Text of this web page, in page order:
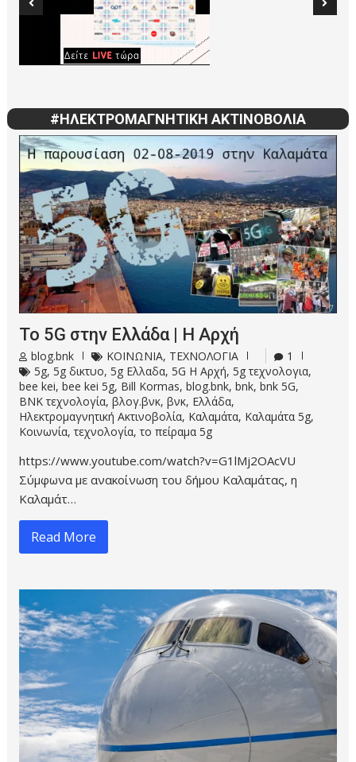
#ΗΛΕΚΤΡΟΜΑΓΝΗΤΙΚΗ ΑΚΤΙΝΟΒΟΛΙΑ
Το 5G στην Ελλάδα | Η Αρχή
blog.bnk ΚΟΙΝΩΝΙΑ, ΤΕΧΝΟΛΟΓΙΑ
1
5g,5g δικτυο,5g Ελλαδα,5G Η Αρχή,5g τεχνολογια,
bee kei,bee kei 5g, Bill Kormas,blog.bnk,bnk,bnk 5G,
BNK τεχνολογία,βλογ.βνκ,βνκ, Ελλάδα,
Ηλεκτρομαγνητική Ακτινοβολία, Καλαμάτα, Καλαμάτα 5g,
Κοινωνία,τεχνολογία,το πείραμα 5g
https://www.youtube.com/watch?v=G1lMj2OAcVU
Σύμφωνα με ανακοίνωση του δήμου Καλαμάτας, η
Καλαμάτ…
Read More